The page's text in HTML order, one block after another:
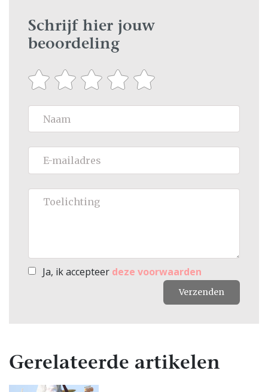
Schrijf hier jouw
beoordeling
Ja, ik accepteer deze voorwaarden
Verzenden
Gerelateerde artikelen